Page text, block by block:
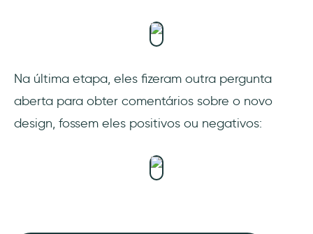
Na última etapa, eles fizeram outra pergunta
aberta para obter comentários sobre o novo
design, fossem eles positivos ou negativos: